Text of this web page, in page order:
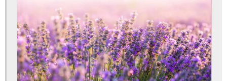
Identidade olfativa casamento
Identidade olfativa preço
Locação de máquinas de aromatização
Máquina de aromatizar